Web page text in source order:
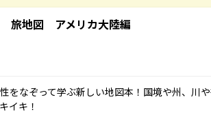
旅地図 アメリカ大陸編
をなぞって学ぶ新しい地図本！国境や州、川
イキ！